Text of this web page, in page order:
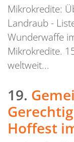
Mikrokredite:
Landraub -
Wunderwaffe
Mikrokredite.
weltweit...
19.
Hoffest